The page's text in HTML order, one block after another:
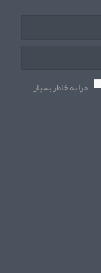
مرا به خاطر بسپار